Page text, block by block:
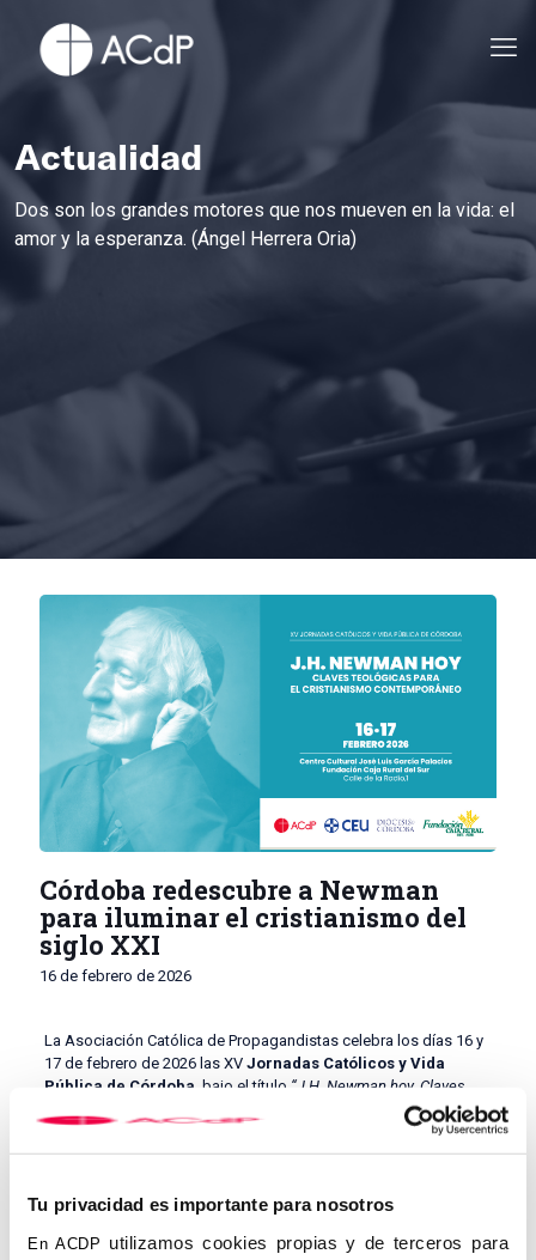
Tu privacidad es importante para nosotros
En ACDP utilizamos cookies propias y de terceros para
Actualidad
Dos son los grandes motores que nos mueven en la vida: el
amor y la esperanza. (Ángel Herrera Oria)
Córdoba redescubre a Newman
para iluminar el cristianismo del
siglo XXI
16 de febrero de 2026
La Asociación Católica de Propagandistas celebra los días 16 y
17 de febrero de 2026 las XV Jornadas Católicos y Vida
Pública de Córdoba , bajo el título “J.H. Newman hoy. Claves
. El encuentro
reunirá a obispos, académicos y pensadores para profundizar
en la vigencia del cardenal inglés como referencia para la fe, la
Cultural José Luis García Palacios y culminarán con la
ACdP con la formación y el servicio al bien común.